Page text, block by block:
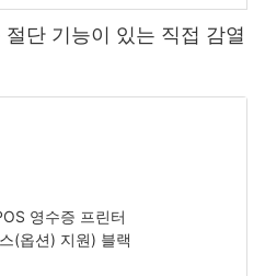
단 기능이 있는 직접 감열